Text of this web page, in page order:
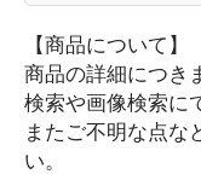
変換アダプター類
CD・DVD・ブルー
キッチン家電
コーヒーメーカー
スイーツメーカー
【商品について】
商品の詳細につき
検索や画像検索に
またご不明な点な
い。